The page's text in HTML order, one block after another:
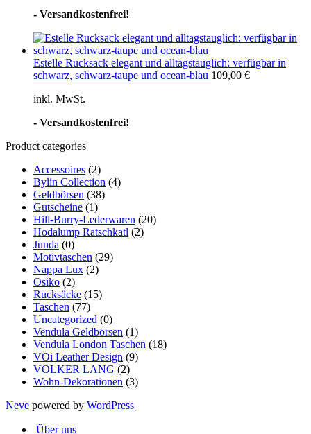
- Versandkostenfrei!
Estelle Rucksack elegant und alltagstauglich: verfügbar in
schwarz, schwarz-taupe und ocean-blau 109,00 €
inkl. MwSt.
- Versandkostenfrei!
Product categories
Accessoires (2)
Bylin Collection (4)
Geldbörsen (38)
Gutscheine (1)
Hill-Burry-Lederwaren (20)
Hodalump Ratschkatl (2)
Junda (0)
Motivtaschen (29)
Nappa Lux (2)
Osiko (2)
Rucksäcke (15)
Taschen (77)
Uncategorized (0)
Vendula Geldbörsen (1)
Vendula London Taschen (18)
VOi Leather Design (9)
VOLKER LANG (2)
Wohn-Dekorationen (3)
Neve powered by WordPress
Über uns